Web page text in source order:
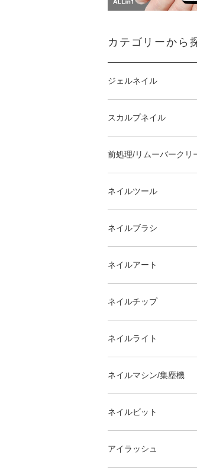
カテゴリーから
ジェルネイル
スカルプネイル
前処理/リムーバークリ
ネイルツール
ネイルブラシ
ネイルアート
ネイルチップ
ネイルライト
ネイルマシン/集塵機
ネイルビット
アイラッシュ